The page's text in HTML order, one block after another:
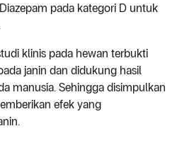
pada kategori D untuk
klinis pada hewan terbukti
janin dan didukung hasil
manusia. Sehingga disimpulkan
efek yang